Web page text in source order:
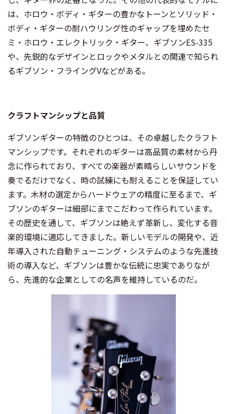
は、ホロウ・ボディ・ギターの豊かなトーンとソリッド・
ボディ・ギターの耐ハウリング性のギャップを埋めたセ
ミ・ホロウ・エレクトリック・ギター、ギブソンES-335
や、先鋭的なデザインとロックやメタルとの関連で知られ
るギブソン・フライングVなどがある。
クラフトマンシップと品質
ギブソンギターの特徴のひとつは、その卓越したクラフト
マンシップです。それぞれのギターは高品質の素材から丹
念に作られており、すべての楽器が素晴らしいサウンドを
奏でるだけでなく、時の試練にも耐えることを保証してい
ます。木材の選定からハードウェアの精度に至るまで、ギ
ブソンのギターは細部にまでこだわって作られています。
その歴史を通して、ギブソンは絶えず革新し、変化する音
楽的環境に適応してきました。新しいモデルの開発や、近
年導入された自動チューニング・システムのような先進技
術の導入など、ギブソンは豊かな伝統に忠実でありなが
ら、先進的な企業としての名声を維持しているのだ。